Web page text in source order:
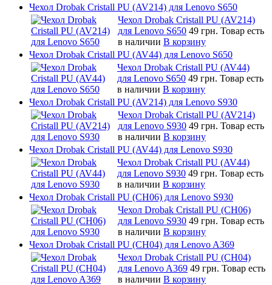
Чехол Drobak Cristall PU (AV214) для Lenovo S650
Чехол Drobak Cristall PU (AV214)
для Lenovo S650 49 грн. Товар есть
в наличии В корзину
Чехол Drobak Cristall PU (AV44) для Lenovo S650
Чехол Drobak Cristall PU (AV44)
для Lenovo S650 49 грн. Товар есть
в наличии В корзину
Чехол Drobak Cristall PU (AV214) для Lenovo S930
Чехол Drobak Cristall PU (AV214)
для Lenovo S930 49 грн. Товар есть
в наличии В корзину
Чехол Drobak Cristall PU (AV44) для Lenovo S930
Чехол Drobak Cristall PU (AV44)
для Lenovo S930 49 грн. Товар есть
в наличии В корзину
Чехол Drobak Cristall PU (CH06) для Lenovo S930
Чехол Drobak Cristall PU (CH06)
для Lenovo S930 49 грн. Товар есть
в наличии В корзину
Чехол Drobak Cristall PU (CH04) для Lenovo A369
Чехол Drobak Cristall PU (CH04)
для Lenovo A369 49 грн. Товар есть
в наличии В корзину